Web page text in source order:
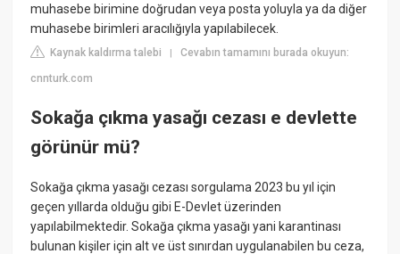
muhasebe birimine doğrudan veya posta yoluyla ya da diğer
muhasebe birimleri aracılığıyla yapılabilecek.
Kaynak kaldırma talebi |Cevabın tamamını burada okuyun:
cnnturk.com
Sokağa çıkma yasağı cezası e devlette
görünür mü?
Sokağa çıkma yasağı cezası sorgulama 2023 bu yıl için
geçen yıllarda olduğu gibi E-Devlet üzerinden
yapılabilmektedir. Sokağa çıkma yasağı yani karantinası
bulunan kişiler için alt ve üst sınırdan uygulanabilen bu ceza,